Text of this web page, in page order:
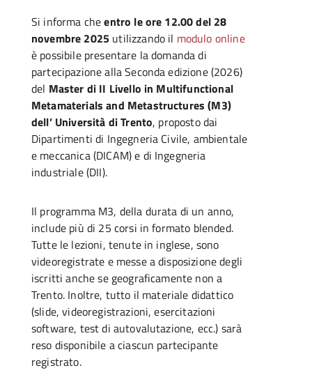
Si informa cheentro le ore 12.00 del 28
novembre 2025 utilizzando il modulo online
è possibile presentare la domanda di
partecipazione alla Seconda edizione (2026)
del Master di II Livello in Multifunctional
Metamaterials and Metastructures (M3)
dell’ Università di Trento, proposto dai
Dipartimenti di Ingegneria Civile, ambientale
e meccanica (DICAM) e di Ingegneria
industriale (DII).
Il programma M3, della durata di un anno,
include più di 25 corsi in formato blended.
Tutte le lezioni, tenute in inglese, sono
videoregistrate e messe a disposizione degli
iscritti anche se geograficamente non a
Trento. Inoltre, tutto il materiale didattico
(slide, videoregistrazioni, esercitazioni
software, test di autovalutazione, ecc.) sarà
reso disponibile a ciascun partecipante
registrato.